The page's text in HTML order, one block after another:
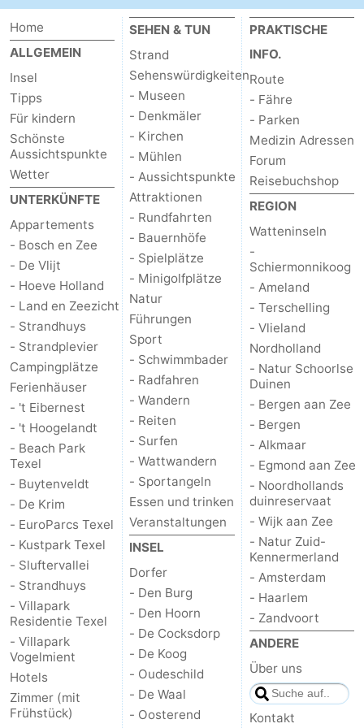
Schoorlse
Bergen
Zee
-
Alkmaar
-
Egmond
aan
-
Noordhollands
-
aan
Zee
Natur
Zuid-
Kennermerland
-
Amsterdam
-
Haarlem
-
Zandvoort
Wetter
Kontakt
Home
ALLGEMEIN
Insel
Tipps
Für kindern
Schönste
Aussichtspunkte
Wetter
UNTERKÜNFTE
Appartements
- Bosch en Zee
- De Vlijt
- Hoeve Holland
- Land en Zeezicht
- Strandhuys
- Strandplevier
Campingplätze
Ferienhäuser
- 't Eibernest
- 't Hoogelandt
- Beach Park
Texel
- Buytenveldt
- De Krim
- EuroParcs Texel
- Kustpark Texel
- Sluftervallei
- Strandhuys
- Villapark
Residentie Texel
- Villapark
Vogelmient
Hotels
Zimmer (mit
Frühstück)
SEHEN & TUN
Strand
Sehenswürdigkeiten
- Museen
- Denkmäler
- Kirchen
- Mühlen
- Aussichtspunkte
Attraktionen
- Rundfahrten
- Bauernhöfe
- Spielplätze
- Minigolfplätze
Natur
Führungen
Sport
- Schwimmbader
- Radfahren
- Wandern
- Reiten
- Surfen
- Wattwandern
- Sportangeln
Essen und trinken
Veranstaltungen
INSEL
Dorfer
- Den Burg
- Den Hoorn
- De Cocksdorp
- De Koog
- Oudeschild
- De Waal
- Oosterend
PRAKTISCHE
INFO.
Route
- Fähre
- Parken
Medizin Adressen
Forum
Reisebuchshop
REGION
Watteninseln
-
Schiermonnikoog
- Ameland
- Terschelling
- Vlieland
Nordholland
- Natur Schoorlse
Duinen
- Bergen aan Zee
- Bergen
- Alkmaar
- Egmond aan Zee
- Noordhollands
duinreservaat
- Wijk aan Zee
- Natur Zuid-
Kennermerland
- Amsterdam
- Haarlem
- Zandvoort
ANDERE
Über uns
Kontakt